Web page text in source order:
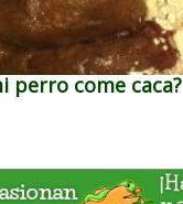
perro come caca?